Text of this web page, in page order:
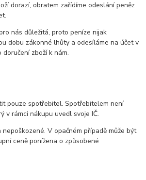
dorazí, obratem zařídíme odeslání peněz
nás důležitá, proto peníze nijak
dobu zákonné lhůty a odesíláme na účet v
zboží k nám.
pouze spotřebitel. Spotřebitelem není
v rámci nákupu uvedl svoje IČ.
nepoškozené. V opačném případě může být
ceně ponížena o způsobené